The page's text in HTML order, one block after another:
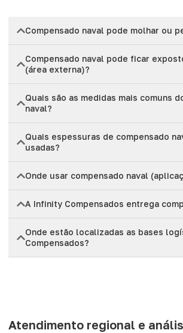
Compensado naval pode molhar ou
Compensado naval pode ficar
(área externa)?
Quais são as medidas mais comuns
naval?
Quais espessuras de compensado
usadas?
Onde usar compensado naval
A Infinity Compensados entrega
Onde estão localizadas as bases
Compensados?
Atendimento regional e